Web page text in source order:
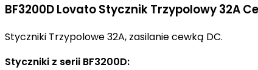
BF3200D Lovato Stycznik Trzypolowy 32A
Styczniki Trzypolowe 32A, zasilanie cewką DC.
Styczniki z serii BF3200D: